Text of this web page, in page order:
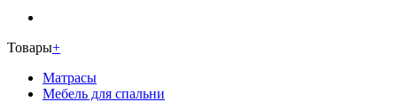
Товары+
Матрасы
Мебель для спальни